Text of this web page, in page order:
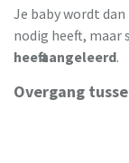
Je baby wordt
nodig heeft, maar
heeft aangeleerd.
Overgang